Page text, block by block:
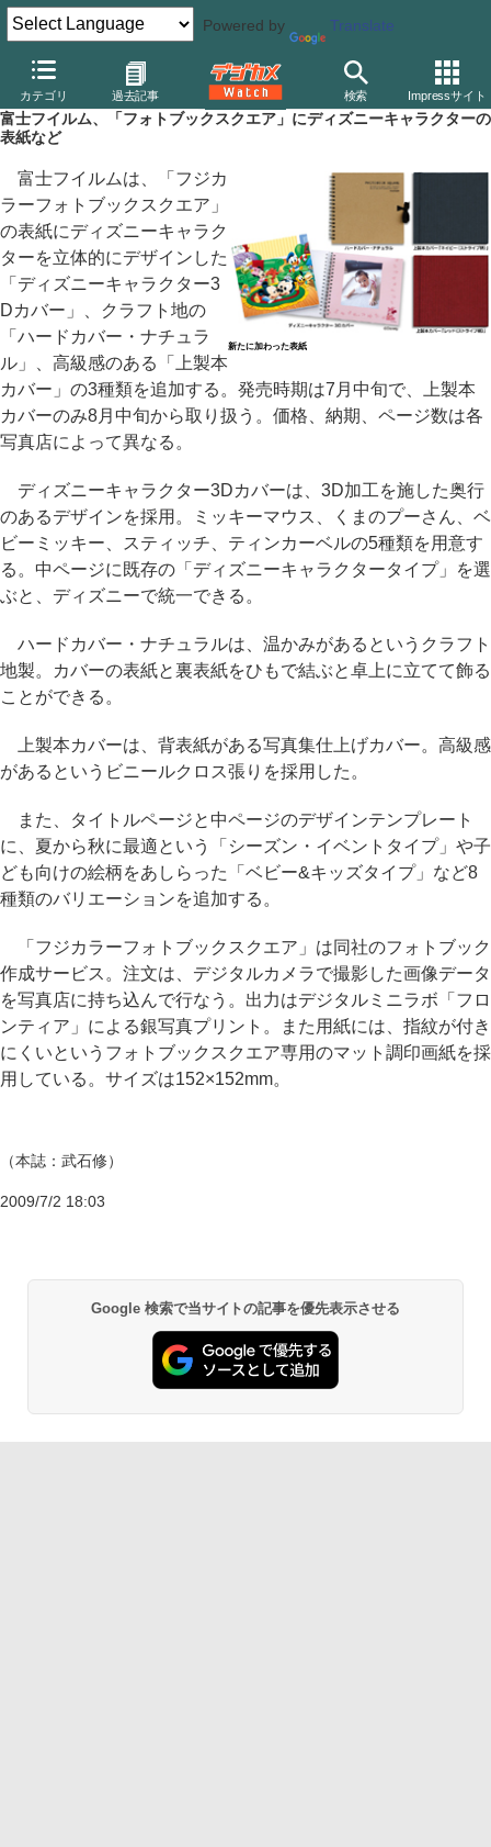
Powered by Translate
カテゴリ 過去記事 検索 Impressサイト
デジカメ Watch
その他
富士フイルム、「フォトブックスクエア」にディズニーキャラクターの
表紙など
新たに加わった表紙
富士フイルムは、「フジカ
ラーフォトブックスクエア」
の表紙にディズニーキャラク
ターを立体的にデザインした
「ディズニーキャラクター3
Dカバー」、クラフト地の
「ハードカバー・ナチュラ
ル」、高級感のある「上製本
カバー」の3種類を追加する。発売時期は7月中旬で、上製本
カバーのみ8月中旬から取り扱う。価格、納期、ページ数は各
写真店によって異なる。
ディズニーキャラクター3Dカバーは、3D加工を施した奥行
のあるデザインを採用。ミッキーマウス、くまのプーさん、ベ
ビーミッキー、スティッチ、ティンカーベルの5種類を用意す
る。中ページに既存の「ディズニーキャラクタータイプ」を選
ぶと、ディズニーで統一できる。
ハードカバー・ナチュラルは、温かみがあるというクラフト
地製。カバーの表紙と裏表紙をひもで結ぶと卓上に立てて飾る
ことができる。
上製本カバーは、背表紙がある写真集仕上げカバー。高級感
があるというビニールクロス張りを採用した。
また、タイトルページと中ページのデザインテンプレート
に、夏から秋に最適という「シーズン・イベントタイプ」や子
ども向けの絵柄をあしらった「ベビー&キッズタイプ」など8
種類のバリエーションを追加する。
「フジカラーフォトブックスクエア」は同社のフォトブック
作成サービス。注文は、デジタルカメラで撮影した画像データ
を写真店に持ち込んで行なう。出力はデジタルミニラボ「フロ
ンティア」による銀写真プリント。また用紙には、指紋が付き
にくいというフォトブックスクエア専用のマット調印画紙を採
用している。サイズは152×152mm。
（本誌：武石修）
2009/7/2 18:03
Google 検索で当サイトの記事を優先表示させる